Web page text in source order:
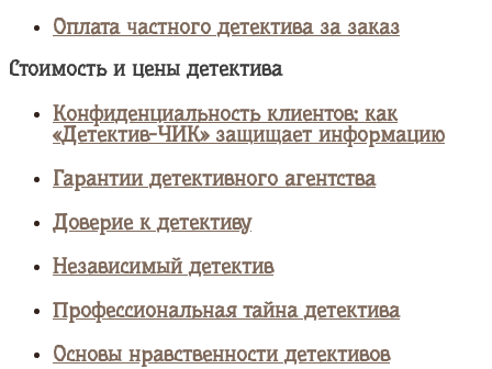
Оплата частного детектива за заказ
Стоимость и цены детектива
Конфиденциальность клиентов: как
«Детектив-ЧИК» защищает информацию
Гарантии детективного агентства
Доверие к детективу
Независимый детектив
Профессиональная тайна детектива
Основы нравственности детективов